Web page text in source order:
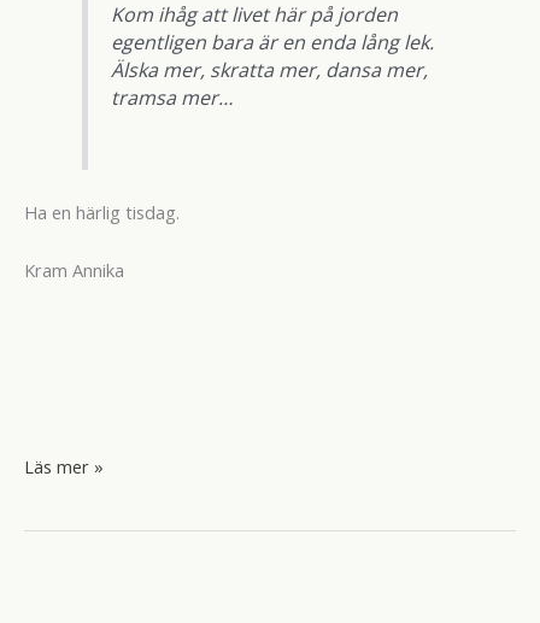
Kom ihåg att livet här på jorden
egentligen bara är en enda lång lek.
Älska mer, skratta mer, dansa mer,
tramsa mer…
Ha en härlig tisdag.
Kram Annika
Vi
Läs mer »